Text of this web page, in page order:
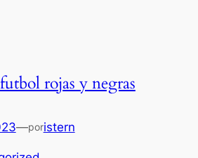
rojas y negras
—poristern